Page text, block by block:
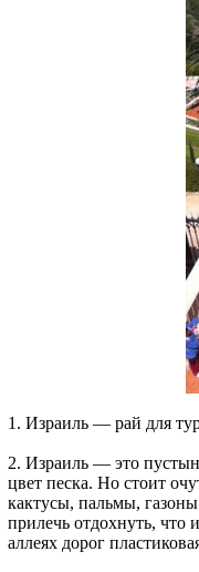
1. Израиль — рай для
2. Израиль — это
цвет песка. Но стоит
кактусы, пальмы,
прилечь отдохнуть, что
аллеях дорог